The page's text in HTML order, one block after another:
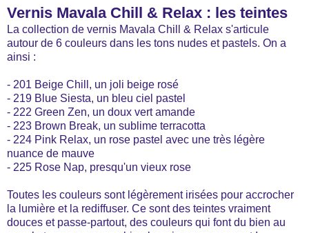
Vernis Mavala Chill & Relax : les teintes
La collection de vernis Mavala Chill & Relax s'articule
autour de 6 couleurs dans les tons nudes et pastels. On a
ainsi :
- 201 Beige Chill, un joli beige rosé
- 219 Blue Siesta, un bleu ciel pastel
- 222 Green Zen, un doux vert amande
- 223 Brown Break, un sublime terracotta
- 224 Pink Relax, un rose pastel avec une très légère
nuance de mauve
- 225 Rose Nap, presqu'un vieux rose
Toutes les couleurs sont légèrement irisées pour accrocher
la lumière et la rediffuser. Ce sont des teintes vraiment
douces et passe-partout, des couleurs qui font du bien au